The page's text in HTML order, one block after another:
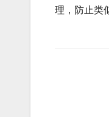
理，防止类